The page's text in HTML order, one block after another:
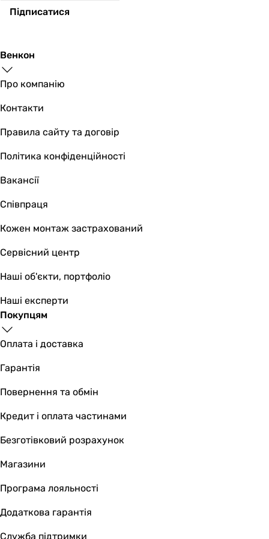
кругла, квадратна
кругла, прямокутна
квадратна, прямокутна
вертикальне
вертикальне
вертикальне
вертикальне
вертикальне
Монтаж
настінний
настінний
настінний
настінний
Виробництво
Польща
Італія
Італія
Італія
Україна
Комплектація
рушникосушка, інструкція з експлуатації, заглушка,
-
-
-
рушникосушка, інструкція з експлуатації, комплект
Підписатися
Венкон
Про компанію
Контакти
Правила сайту та договір
Політика конфіденційності
Вакансії
Співпраця
Кожен монтаж застрахований
Сервісний центр
Наші об'єкти, портфоліо
Наші експерти
Покупцям
Оплата і доставка
Гарантія
Повернення та обмін
Кредит і оплата частинами
Безготівковий розрахунок
Магазини
Програма лояльності
Додаткова гарантія
Служба підтримки